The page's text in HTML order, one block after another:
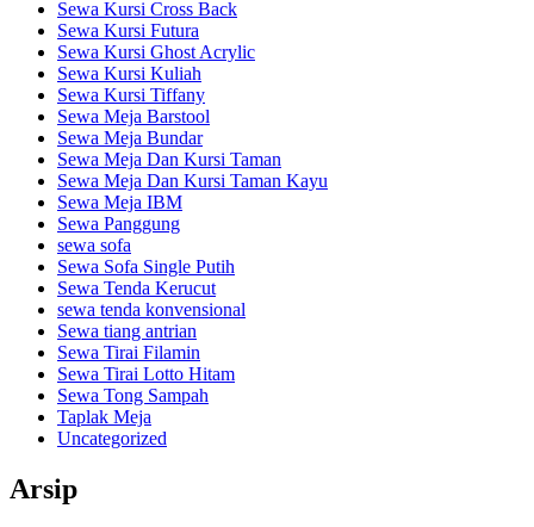
Sewa Kursi Cross Back
Sewa Kursi Futura
Sewa Kursi Ghost Acrylic
Sewa Kursi Kuliah
Sewa Kursi Tiffany
Sewa Meja Barstool
Sewa Meja Bundar
Sewa Meja Dan Kursi Taman
Sewa Meja Dan Kursi Taman Kayu
Sewa Meja IBM
Sewa Panggung
sewa sofa
Sewa Sofa Single Putih
Sewa Tenda Kerucut
sewa tenda konvensional
Sewa tiang antrian
Sewa Tirai Filamin
Sewa Tirai Lotto Hitam
Sewa Tong Sampah
Taplak Meja
Uncategorized
Arsip